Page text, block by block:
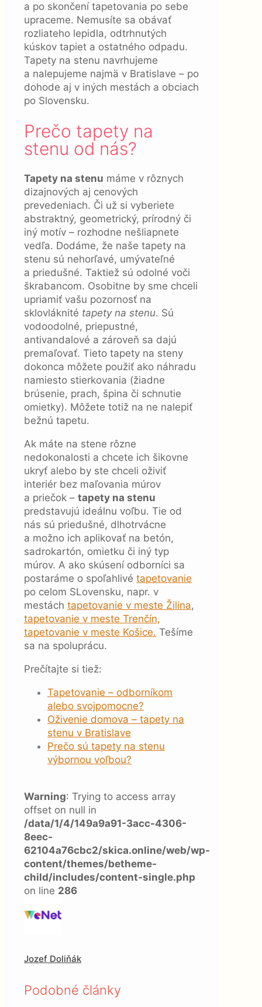
a po skončení tapetovania po sebe
upraceme. Nemusíte sa obávať
rozliateho lepidla, odtrhnutých
kúskov tapiet a ostatného odpadu.
Tapety na stenu navrhujeme
a nalepujeme najmä v Bratislave – po
dohode aj v iných mestách a obciach
po Slovensku.
Prečo tapety na
stenu od nás?
Tapety na stenu máme v rôznych
dizajnových aj cenových
prevedeniach. Či už si vyberiete
abstraktný, geometrický, prírodný či
iný motív – rozhodne nešliapnete
vedľa. Dodáme, že naše tapety na
stenu sú nehorľavé, umývateľné
a priedušné. Taktiež sú odolné voči
škrabancom. Osobitne by sme chceli
upriamiť vašu pozornosť na
sklovláknité tapety na stenu. Sú
vodoodolné, priepustné,
antivandalové a zároveň sa dajú
premaľovať. Tieto tapety na steny
dokonca môžete použiť ako náhradu
namiesto stierkovania (žiadne
brúsenie, prach, špina či schnutie
omietky). Môžete totiž na ne nalepiť
bežnú tapetu.
Ak máte na stene rôzne
nedokonalosti a chcete ich šikovne
ukryť alebo by ste chceli oživiť
interiér bez maľovania múrov
a priečok – tapety na stenu
predstavujú ideálnu voľbu. Tie od
nás sú priedušné, dlhotrvácne
a možno ich aplikovať na betón,
sadrokartón, omietku či iný typ
múrov. A ako skúsení odborníci sa
postaráme o spoľahlivé tapetovanie
po celom SLovensku, napr. v
mestách tapetovanie v meste Žilina,
tapetovanie v meste Trenčín,
tapetovanie v meste Košice. Tešíme
sa na spoluprácu.
Prečítajte si tiež:
Tapetovanie – odborníkom
alebo svojpomocne?
Oživenie domova – tapety na
stenu v Bratislave
Prečo sú tapety na stenu
výbornou voľbou?
Warning: Trying to access array
offset on null in
/data/1/4/149a9a91-3acc-4306-
8eec-
62104a76cbc2/skica.online/web/wp-
content/themes/betheme-
child/includes/content-single.php
on line 286
Jozef Doliňák
Podobné články